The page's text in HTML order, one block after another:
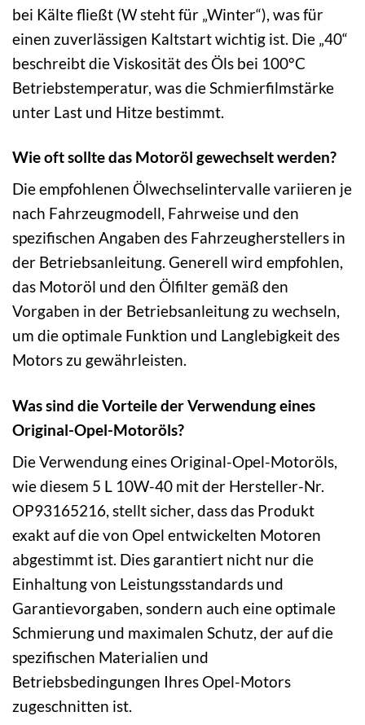
bei Kälte fließt (W steht für „Winter“), was für
einen zuverlässigen Kaltstart wichtig ist. Die „40“
beschreibt die Viskosität des Öls bei 100°C
Betriebstemperatur, was die Schmierfilmstärke
unter Last und Hitze bestimmt.
Wie oft sollte das Motoröl gewechselt werden?
Die empfohlenen Ölwechselintervalle variieren je
nach Fahrzeugmodell, Fahrweise und den
spezifischen Angaben des Fahrzeugherstellers in
der Betriebsanleitung. Generell wird empfohlen,
das Motoröl und den Ölfilter gemäß den
Vorgaben in der Betriebsanleitung zu wechseln,
um die optimale Funktion und Langlebigkeit des
Motors zu gewährleisten.
Was sind die Vorteile der Verwendung eines
Original-Opel-Motoröls?
Die Verwendung eines Original-Opel-Motoröls,
wie diesem 5 L 10W-40 mit der Hersteller-Nr.
OP93165216, stellt sicher, dass das Produkt
exakt auf die von Opel entwickelten Motoren
abgestimmt ist. Dies garantiert nicht nur die
Einhaltung von Leistungsstandards und
Garantievorgaben, sondern auch eine optimale
Schmierung und maximalen Schutz, der auf die
spezifischen Materialien und
Betriebsbedingungen Ihres Opel-Motors
zugeschnitten ist.